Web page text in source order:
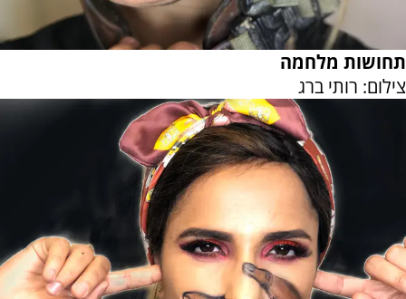
תחושות מלחמה
צילום: רותי ברג